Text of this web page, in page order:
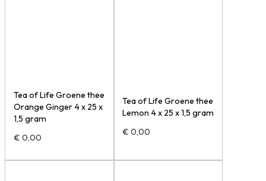
Tea of Life Groene thee
Orange Ginger 4 x 25 x
1,5 gram
€ 0,00
Tea of Life Groene thee
Lemon 4 x 25 x 1,5 gram
€ 0,00